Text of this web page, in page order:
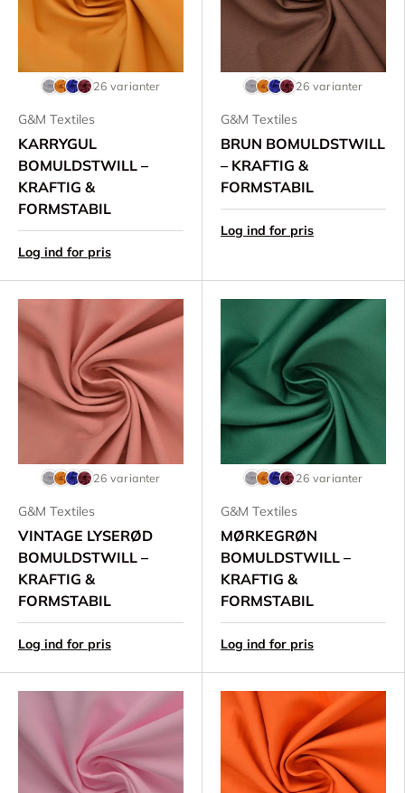
26 varianter
G&M Textiles
KARRYGUL
BOMULDSTWILL –
KRAFTIG &
FORMSTABIL
Log ind for pris
26 varianter
G&M Textiles
BRUN BOMULDSTWILL
– KRAFTIG &
FORMSTABIL
Log ind for pris
26 varianter
G&M Textiles
VINTAGE LYSERØD
BOMULDSTWILL –
KRAFTIG &
FORMSTABIL
Log ind for pris
26 varianter
G&M Textiles
MØRKEGRØN
BOMULDSTWILL –
KRAFTIG &
FORMSTABIL
Log ind for pris